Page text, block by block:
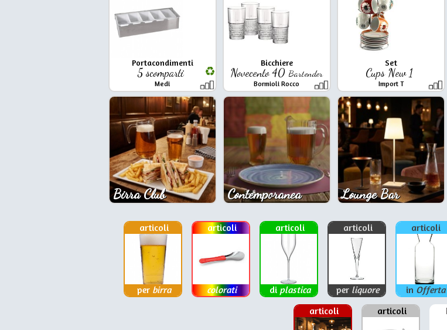
Portacondimenti
5 scomparti
Medi
Bicchiere
Novecento 40 Bartender
Bormioli Rocco
Set
Cups New 1
Import T
Birra Club Contemporanea Lounge Bar
articoli
per birra
articoli
colorati
articoli
di plastica
articoli
per liquore
articoli
in Offerta
articoli
articoli